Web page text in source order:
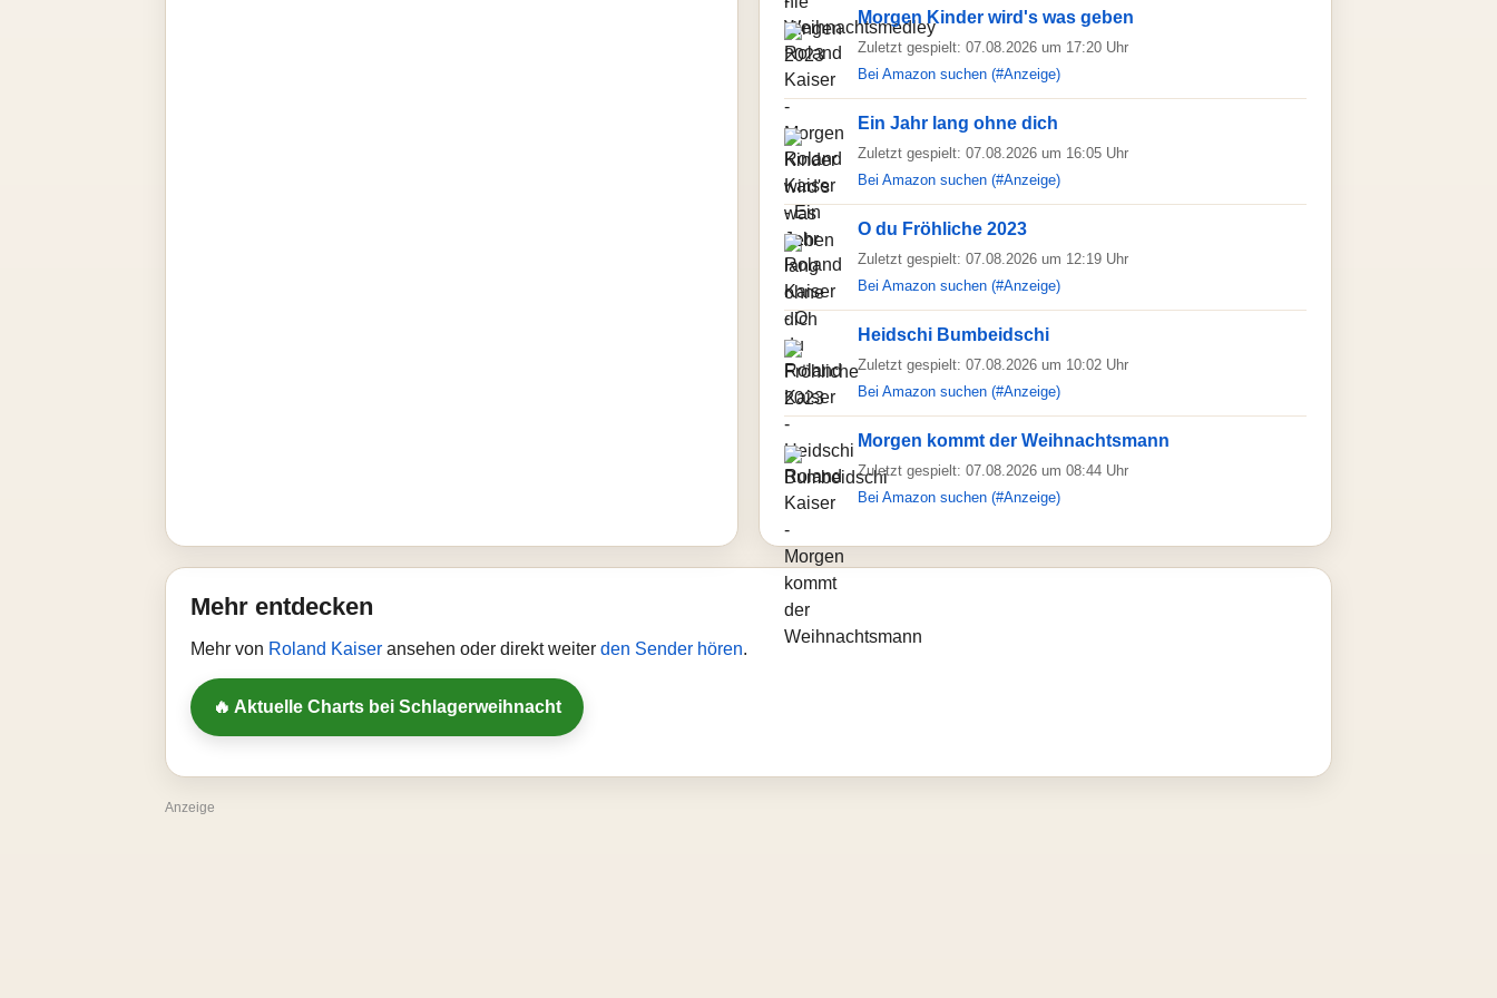
Morgen Kinder wird's was geben
Zuletzt gespielt: 07.08.2026 um 17:20 Uhr
Bei Amazon suchen (#Anzeige)
Ein Jahr lang ohne dich
Zuletzt gespielt: 07.08.2026 um 16:05 Uhr
Bei Amazon suchen (#Anzeige)
O du Fröhliche 2023
Zuletzt gespielt: 07.08.2026 um 12:19 Uhr
Bei Amazon suchen (#Anzeige)
Heidschi Bumbeidschi
Zuletzt gespielt: 07.08.2026 um 10:02 Uhr
Bei Amazon suchen (#Anzeige)
Morgen kommt der Weihnachtsmann
Zuletzt gespielt: 07.08.2026 um 08:44 Uhr
Bei Amazon suchen (#Anzeige)
Mehr entdecken
Mehr von Roland Kaiser ansehen oder direkt weiter den Sender hören.
🔥 Aktuelle Charts bei Schlagerweihnacht
Anzeige